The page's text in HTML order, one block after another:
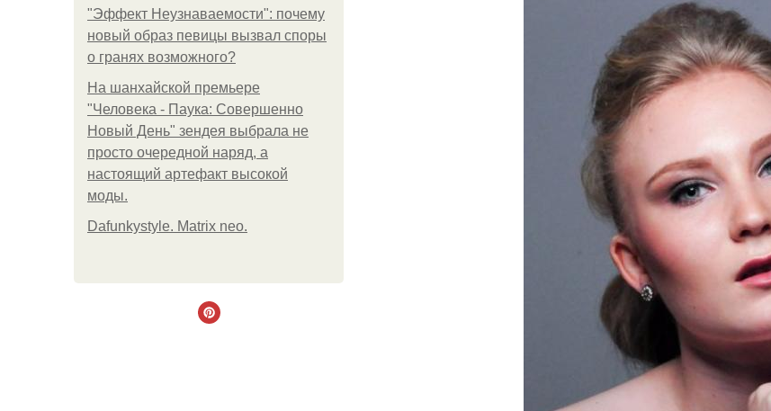
"Эффект Неузнаваемости": почему
новый образ певицы вызвал споры
о гранях возможного?
На шанхайской премьере
"Человека - Паука: Совершенно
Новый День" зендея выбрала не
просто очередной наряд, а
настоящий артефакт высокой
моды.
Dafunkystyle. Matrix neo.